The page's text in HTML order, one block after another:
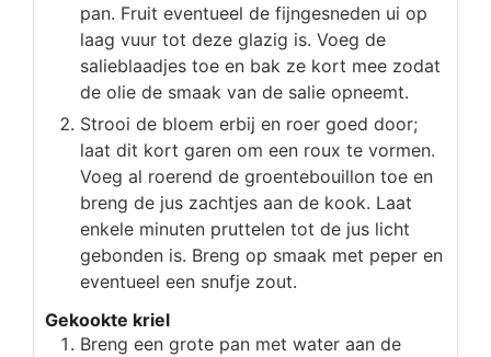
pan. Fruit eventueel de fijngesneden ui op
laag vuur tot deze glazig is. Voeg de
salieblaadjes toe en bak ze kort mee zodat
de olie de smaak van de salie opneemt.
Strooi de bloem erbij en roer goed door;
laat dit kort garen om een roux te vormen.
Voeg al roerend de groentebouillon toe en
breng de jus zachtjes aan de kook. Laat
enkele minuten pruttelen tot de jus licht
gebonden is. Breng op smaak met peper en
eventueel een snufje zout.
Gekookte kriel
Breng een grote pan met water aan de